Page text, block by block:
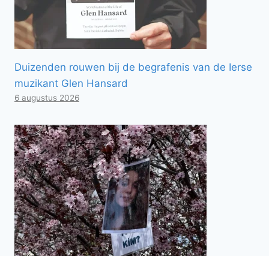
Duizenden rouwen bij de begrafenis van de Ierse
muzikant Glen Hansard
6 augustus 2026